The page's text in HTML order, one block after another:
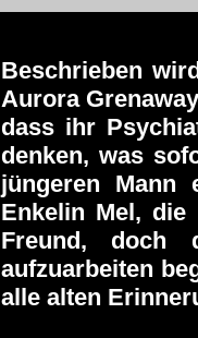
Beschrieben
Aurora
dass ihr
denken, was
jüngeren Mann
Enkelin Mel,
Freund, doch
aufzuarbeiten
alle alten